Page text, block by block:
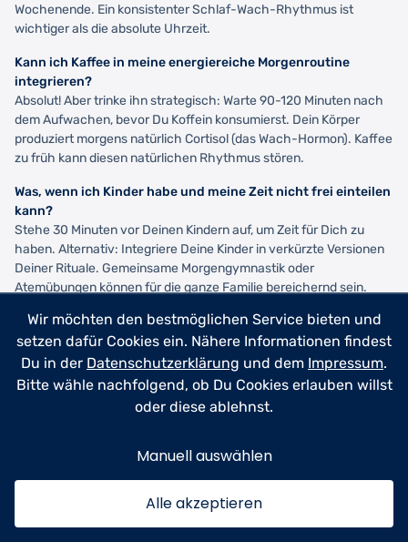
Wochenende. Ein konsistenter Schlaf-Wach-Rhythmus ist
wichtiger als die absolute Uhrzeit.
Kann ich Kaffee in meine energiereiche Morgenroutine
integrieren?
Absolut! Aber trinke ihn strategisch: Warte 90-120 Minuten nach
dem Aufwachen, bevor Du Koffein konsumierst. Dein Körper
produziert morgens natürlich Cortisol (das Wach-Hormon). Kaffee
zu früh kann diesen natürlichen Rhythmus stören.
Was, wenn ich Kinder habe und meine Zeit nicht frei einteilen
kann?
Stehe 30 Minuten vor Deinen Kindern auf, um Zeit für Dich zu
haben. Alternativ: Integriere Deine Kinder in verkürzte Versionen
Deiner Rituale. Gemeinsame Morgengymnastik oder
Atemübungen können für die ganze Familie bereichernd sein.
Welches Morgenritual sollte ich zuerst etablieren?
Beginne mit der Verbesserung Deiner Schlafqualität. Ohne
erholsamen Schlaf sind alle anderen Rituale weniger effektiv.
Danach empfiehlt sich körperliche Bewegung, da diese die
schnellsten spürbaren Effekte hat.
Die Kombination aus kaltem Wasser (Gesicht waschen oder kurze
Wir möchten den bestmöglichen Service bieten und
setzen dafür Cookies ein. Nähere Informationen findest
Du in der Datenschutzerklärung und dem Impressum.
Bitte wähle nachfolgend, ob Du Cookies erlauben willst
oder diese ablehnst.
Manuell auswählen
Alle akzeptieren